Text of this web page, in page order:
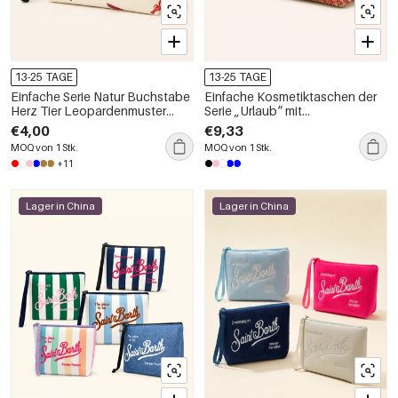
13-25 TAGE
Einfache Serie Natur Buchstabe
Herz Tier Leopardenmuster
Ozeanischer Stil Karo Pflanze
Seestern Stoff Kosmetiktaschen
€4,00
MOQ von 1 Stk.
+11
13-25 TAGE
Einfache Kosmetiktaschen der
Serie „Urlaub“ mit
Buchstabenstreifen in
verschiedenen Farben, gewebt
aus Raffia
€9,33
MOQ von 1 Stk.
Lager in China Lager in China